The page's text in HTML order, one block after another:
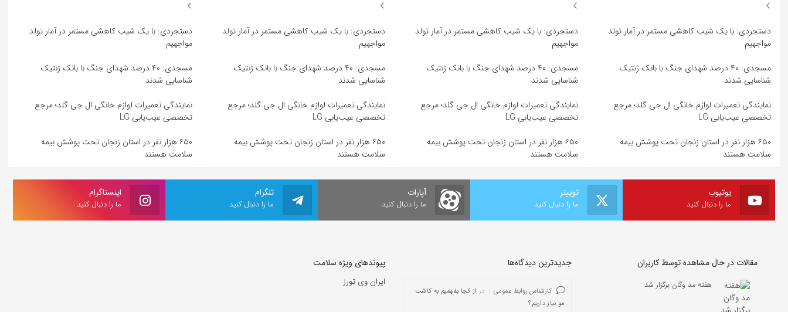
دستجردی: با یک شیب کاهشی مستمر در آمار تولد
مواجهیم
مسجدی: ۴۰ درصد شهدای جنگ با بانک ژنتیک
شناسایی شدند
نمایندگی تعمیرات لوازم خانگی ال جی گلد؛ مرجع
تخصصی عیب‌یابی LG
۶۵۰ هزار نفر در استان زنجان تحت پوشش بیمه
سلامت هستند
دستجردی: با یک شیب کاهشی مستمر در آمار تولد
مواجهیم
مسجدی: ۴۰ درصد شهدای جنگ با بانک ژنتیک
شناسایی شدند
نمایندگی تعمیرات لوازم خانگی ال جی گلد؛ مرجع
تخصصی عیب‌یابی LG
۶۵۰ هزار نفر در استان زنجان تحت پوشش بیمه
سلامت هستند
دستجردی: با یک شیب کاهشی مستمر در آمار تولد
مواجهیم
مسجدی: ۴۰ درصد شهدای جنگ با بانک ژنتیک
شناسایی شدند
نمایندگی تعمیرات لوازم خانگی ال جی گلد؛ مرجع
تخصصی عیب‌یابی LG
۶۵۰ هزار نفر در استان زنجان تحت پوشش بیمه
سلامت هستند
دستجردی: با یک شیب کاهشی مستمر در آمار تولد
مواجهیم
مسجدی: ۴۰ درصد شهدای جنگ با بانک ژنتیک
شناسایی شدند
نمایندگی تعمیرات لوازم خانگی ال جی گلد؛ مرجع
تخصصی عیب‌یابی LG
۶۵۰ هزار نفر در استان زنجان تحت پوشش بیمه
سلامت هستند
اینستاگرام
ما را دنبال کنید
تلگرام
ما را دنبال کنید
آپارات
ما را دنبال کنید
توییتر
ما را دنبال کنید
یوتیوب
ما را دنبال کنید
مقالات در حال مشاهده توسط کاربران
هفته مد وگان برگزار شد
جدیدترین دیدگاه‌‌ها
کارشناس روابط عمومی در از کجا بفهمیم به کاشت
مو نیاز داریم؟
پیوندهای ویژه سلامت
ایران وی تورز